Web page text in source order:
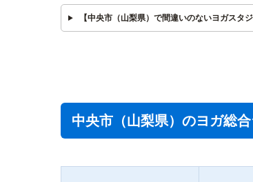
【中央市（山梨県）で間違いのないヨガスタジ
中央市（山梨県）のヨガ総